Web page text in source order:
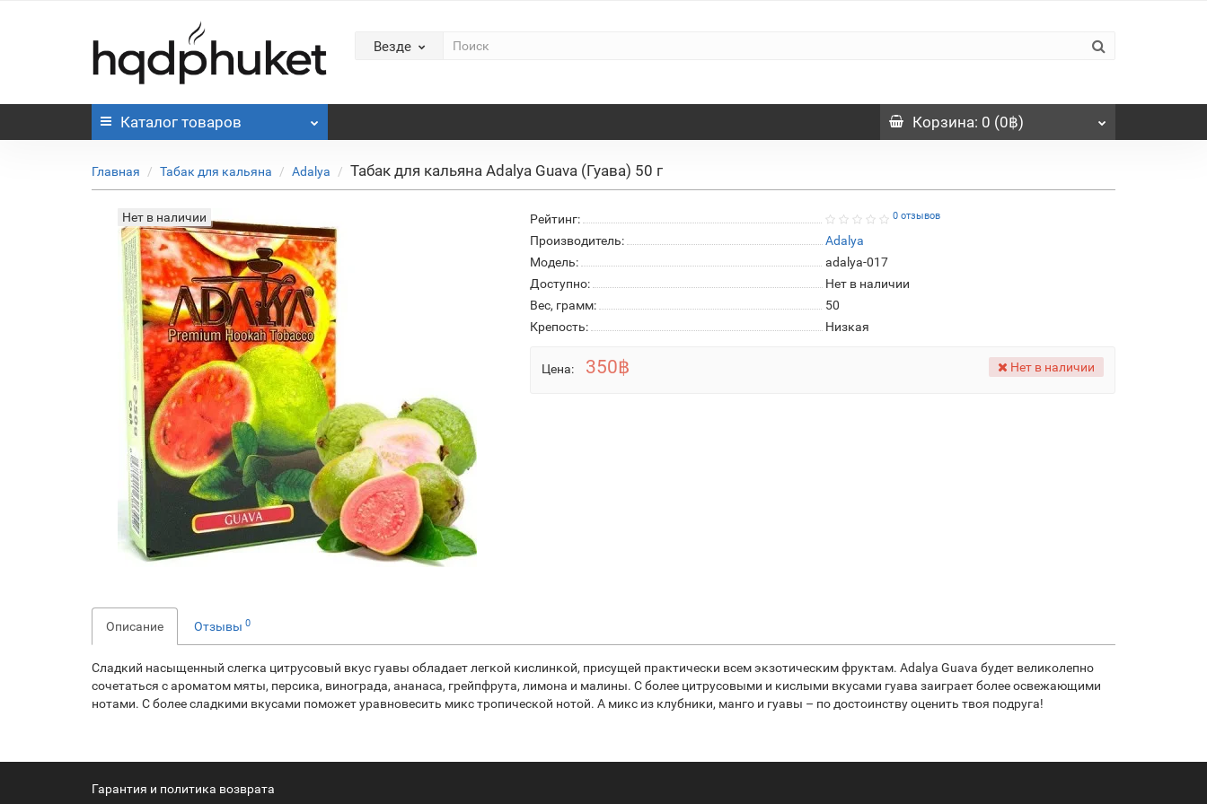
Везде
Каталог товаров Корзина: 0 (0฿)
Главная Табак для кальяна Adalya Табак для кальяна Adalya Guava (Гуава) 50 г
Нет в наличии Рейтинг: 0 отзывов
Производитель:
Adalya
Модель:
adalya-017
Доступно:
Нет в наличии
Вес, грамм:
50
Крепость:
Низкая
Цена: 350฿ Нет в наличии
Описание Отзывы 0
Сладкий насыщенный слегка цитрусовый вкус гуавы обладает легкой кислинкой, присущей практически всем экзотическим фруктам. Adalya Guava будет великолепно
сочетаться с ароматом мяты, персика, винограда, ананаса, грейпфрута, лимона и малины. С более цитрусовыми и кислыми вкусами гуава заиграет более освежающими
нотами. С более сладкими вкусами поможет уравновесить микс тропической нотой. А микс из клубники, манго и гуавы – по достоинству оценить твоя подруга!
Гарантия и политика возврата